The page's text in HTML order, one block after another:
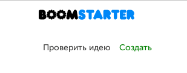
Проверить идею Создать